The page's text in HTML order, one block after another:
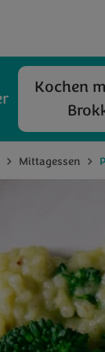
Kochen
Mittagessen